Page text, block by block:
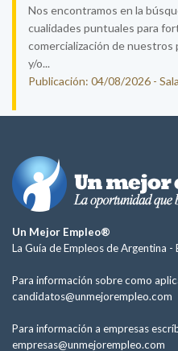
Nos encontramos en la
cualidades puntuales para
comercialización de
y/o...
Publicación: 04/08/2026 -
Un Mejor Empleo®
La Guía de Empleos de Argentina -
Para información sobre como
candidatos@unmejorempleo.com
Para información a empresas
empresas@unmejorempleo.com